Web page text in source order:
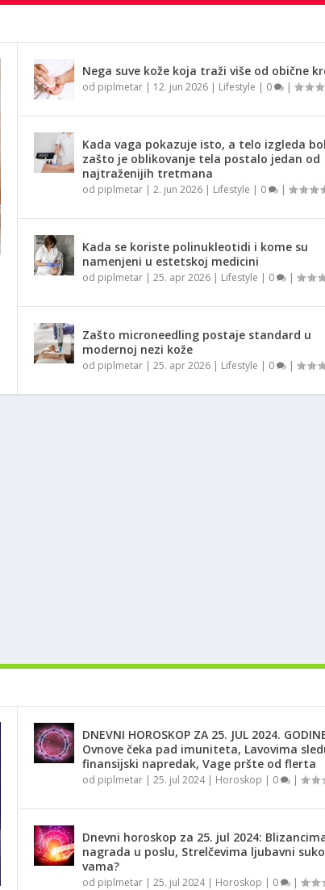
Nega suve kože koja traži više od obične
od piplmetar| 12. jun 2026| Lifestyle | 0 |
Kada vaga pokazuje isto, a telo izgleda
zašto je oblikovanje tela postalo jedan od
najtraženijih tretmana
od piplmetar| 2. jun 2026| Lifestyle | 0 |
Kada se koriste polinukleotidi i kome su
namenjeni u estetskoj medicini
od piplmetar| 25. apr 2026| Lifestyle | 0 |
Zašto microneedling postaje standard u
modernoj nezi kože
od piplmetar| 25. apr 2026| Lifestyle | 0 |
DNEVNI HOROSKOP ZA 25. JUL 2024.
Ovnove čeka pad imuniteta, Lavovima
finansijski napredak, Vage pršte od flerta
od piplmetar| 25. jul 2024| Horoskop | 0 |
Dnevni horoskop za 25. jul 2024:
nagrada u poslu, Strelčevima ljubavni
vama?
od piplmetar| 25. jul 2024| Horoskop | 0 |